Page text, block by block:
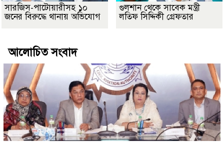
সারজিস-পাটোয়ারীসহ ১০
জনের বিরুদ্ধে থানায় অভিযোগ
গুলশান থেকে সাবেক মন্ত্রী
লতিফ সিদ্দিকী গ্রেফতার
আলোচিত সংবাদ